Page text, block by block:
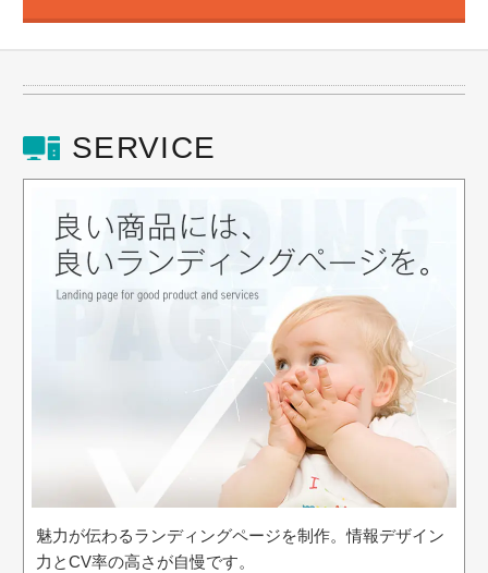
SERVICE
魅力が伝わるランディングページを制作。情報デザイン
力とCV率の高さが自慢です。